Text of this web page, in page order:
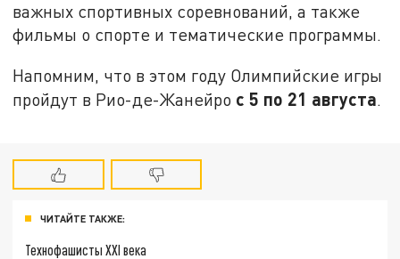
важных спортивных соревнований, а также
фильмы о спорте и тематические программы.
Напомним, что в этом году Олимпийские игры
пройдут в Рио-де-Жанейро с 5 по 21 августа.
ЧИТАЙТЕ ТАКЖЕ:
Технофашисты XXI века